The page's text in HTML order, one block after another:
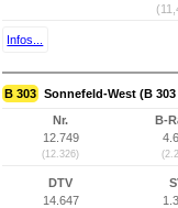
Infos...
B 303 Sonnefeld-West (B
Nr.
12.749
(12.326)
B-
DTV
14.647